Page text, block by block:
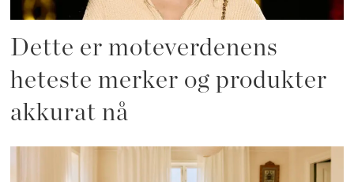
Dette er moteverdenens
heteste merker og produkter
akkurat nå